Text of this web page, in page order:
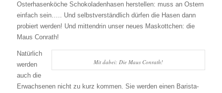
Osterhasenköche Schokoladenhasen herstellen: muss an Ostern
einfach sein….. Und selbstverständlich dürfen die Hasen dann
probiert werden! Und mittendrin unser neues Maskottchen: die
Maus Conrath!
Mit dabei: Die Maus Conrath!
Natürlich
werden
auch die
Erwachsenen nicht zu kurz kommen. Sie werden einen Barista-